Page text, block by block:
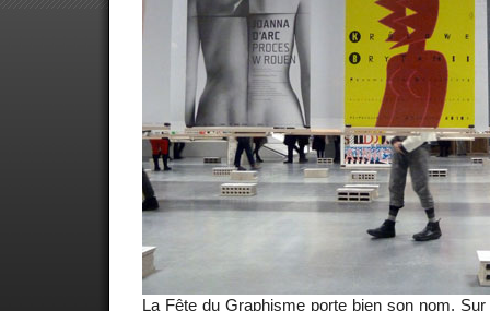
La Fête du Graphisme porte bien son nom.